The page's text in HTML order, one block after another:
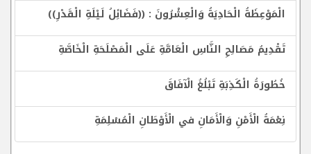
الْمَوْعِظَةُ الْحَادِيَةُ وَالْعِشْرُونَ : ((فَضَائِلُ لَيْلَةِ الْقَدْرِ))
تَقْدِيمُ مَصَالِحِ النَّاسِ الْعَامَّةِ عَلَى الْمَصْلَحَةِ الْخَاصَّةِ
خُطُورَةُ الْكَذِبَةِ تَبْلُغُ الْآفَاقَ
نِعْمَةُ الْأَمْنِ وَالْأَمَانِ في الْأَوْطَانِ الْمُسْلِمَةِ